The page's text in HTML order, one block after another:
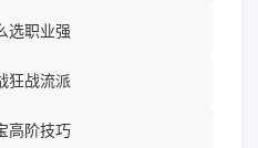
选职业强
狂战流派
高阶技巧